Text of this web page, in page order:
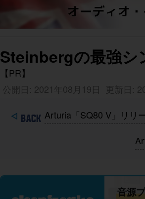
Steinbergの最強シ
【PR】
公開日: 2021年08月19日
更新日:
Arturia「SQ80 V」リリ
音源